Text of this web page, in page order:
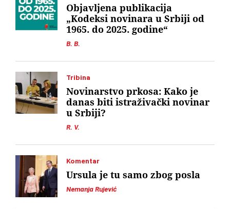
B. B.
Objavljena publikacija
„Kodeksi novinara u Srbiji od
1965. do 2025. godine“
Tribina
R. V.
Novinarstvo prkosa: Kako je
danas biti istraživački novinar
u Srbiji?
Komentar
Nemanja Rujević
Ursula je tu samo zbog posla